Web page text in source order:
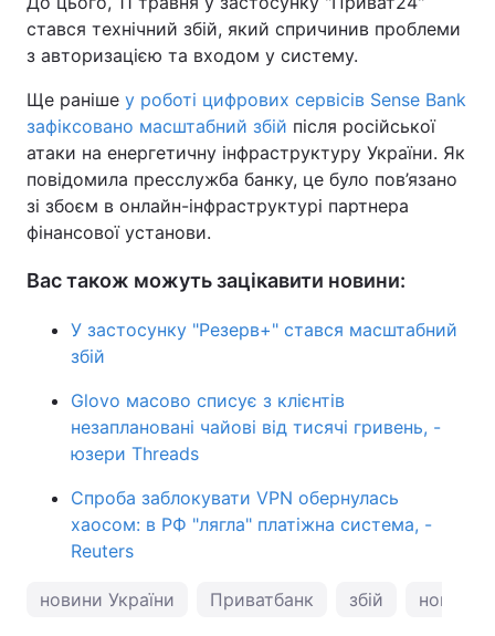
стався технічний збій, який спричинив проблеми
з авторизацією та входом у систему.
Ще раніше у роботі цифрових сервісів Sense Bank
зафіксовано масштабний збій після російської
атаки на енергетичну інфраструктуру України. Як
повідомила пресслужба банку, це було пов’язано
зі збоєм в онлайн-інфраструктурі партнера
фінансової установи.
Вас також можуть зацікавити новини:
У застосунку "Резерв+" стався масштабний
збій
Glovo масово списує з клієнтів
незаплановані чайові від тисячі гривень, -
юзери Threads
Спроба заблокувати VPN обернулась
хаосом: в РФ "лягла" платіжна система, -
Reuters
новини України Приватбанк збій